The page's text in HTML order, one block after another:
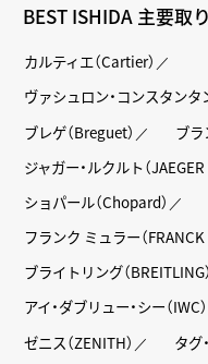
BEST ISHIDA 主要取
カルティエ（Cartier）
ヴァシュロン・コンスタンタ
ブレゲ（Breguet）
ブラ
ジャガー・ルクルト（JAEGER
ショパール（Chopard）
フランク ミュラー（FRANCK
ブライトリング（BREITLING）
アイ・ダブリュー・シー（IWC）
ゼニス（ZENITH）
タグ